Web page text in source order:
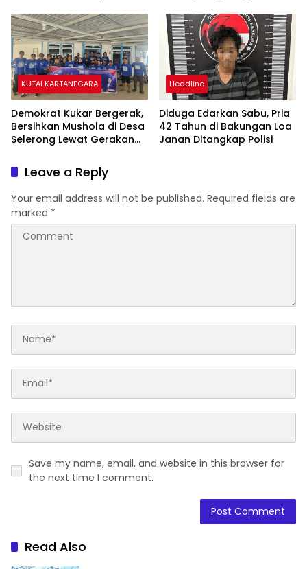
KUTAI KARTANEGARA
Demokrat Kukar Bergerak,
Bersihkan Mushola di Desa
Selerong Lewat Gerakan
Headline
Diduga Edarkan Sabu, Pria
42 Tahun di Bakungan Loa
Janan Ditangkap Polisi
Leave a Reply
Your email address will not be published. Required fields are
marked *
Save my name, email, and website in this browser for
the next time I comment.
Read Also